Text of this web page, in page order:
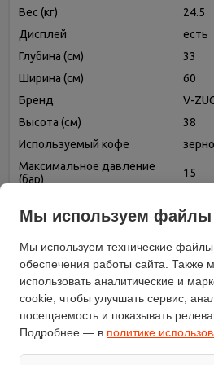
Вес (кг)
24.5
Дисплей
есть
Глубина (см)
33
Ширина (см)
60
Бренд
V-
Высота (см)
38
Используемый кофе
Максимальное давление
(бар)
15
Возможность
Встроенная кофемолка
Противокапельная система
нет
Одновременное
приготовление двух чашек
Съемный лоток для сбора
Мы используем файлы
Мы используем технические
обеспечения работы сайта. Также
использовать аналитические и
cookie, чтобы улучшать сервис,
посещаемость и показывать
Подробнее — в политике